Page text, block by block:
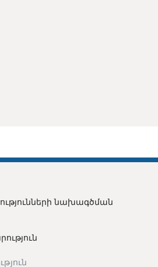
նախագծման